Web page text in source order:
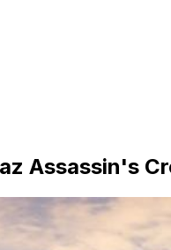
Assassin's